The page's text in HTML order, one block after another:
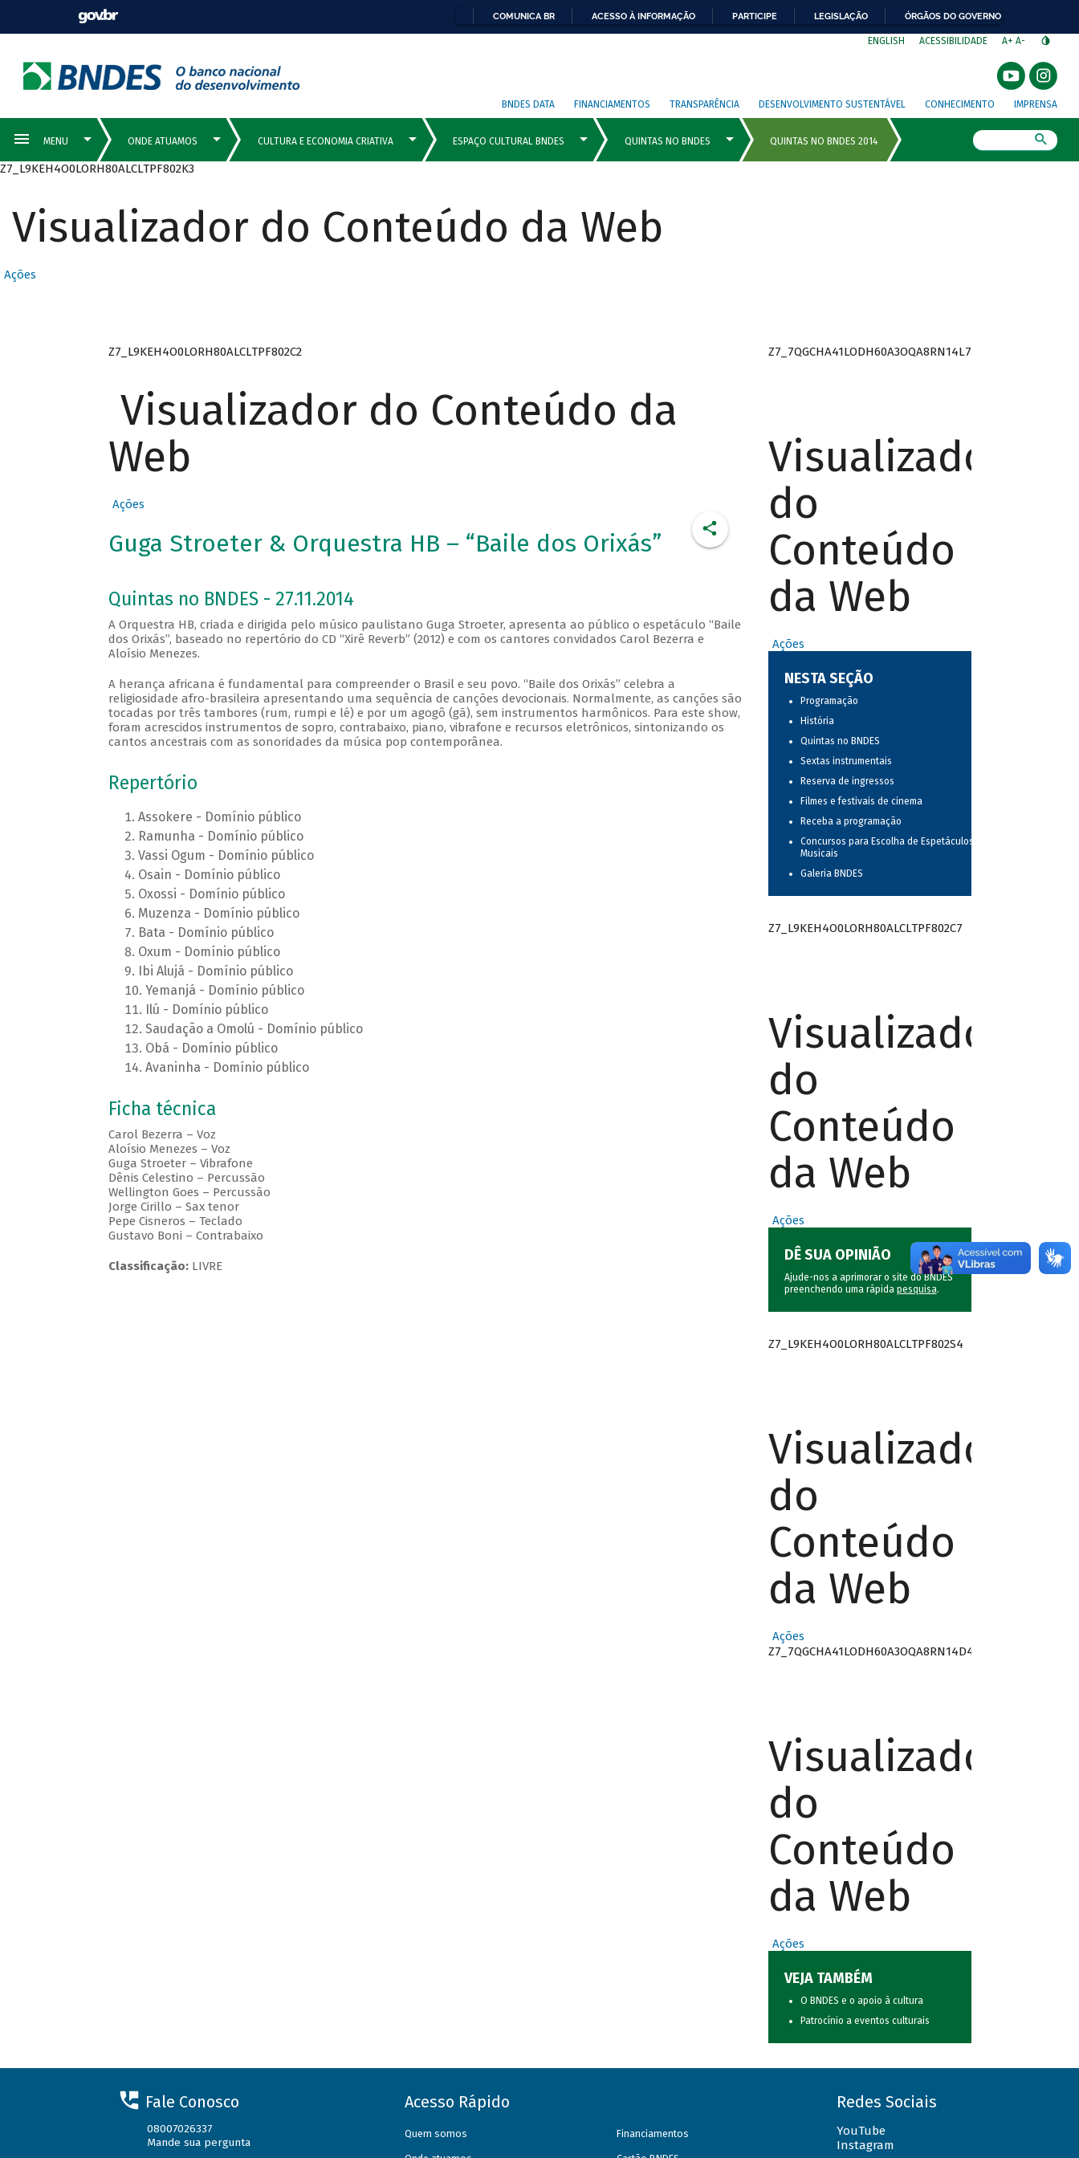
COMUNICA BR ACESSO À INFORMAÇÃO PARTICIPE LEGISLAÇÃO ÓRGÃOS DO GOVERNO
ENGLISH ACESSIBILIDADE A+ A-
BNDES DATA FINANCIAMENTOS TRANSPARÊNCIA DESENVOLVIMENTO SUSTENTÁVEL CONHECIMENTO IMPRENSA
Z7_L9KEH4O0LORH80ALCLTPF802K3
Visualizador do Conteúdo da Web
Ações
Z7_L9KEH4O0LORH80ALCLTPF802C2
Visualizador do Conteúdo da
Web
Ações
Guga Stroeter & Orquestra HB – “Baile dos Orixás”
Quintas no BNDES - 27.11.2014
A Orquestra HB, criada e dirigida pelo músico paulistano Guga Stroeter, apresenta ao público o espetáculo “Baile
dos Orixás”, baseado no repertório do CD “Xirê Reverb” (2012) e com os cantores convidados Carol Bezerra e
Aloísio Menezes.
A herança africana é fundamental para compreender o Brasil e seu povo. “Baile dos Orixás” celebra a
religiosidade afro-brasileira apresentando uma sequência de canções devocionais. Normalmente, as canções são
tocadas por três tambores (rum, rumpi e lé) e por um agogô (gã), sem instrumentos harmônicos. Para este show,
foram acrescidos instrumentos de sopro, contrabaixo, piano, vibrafone e recursos eletrônicos, sintonizando os
cantos ancestrais com as sonoridades da música pop contemporânea.
Repertório
Assokere - Domínio público
Ramunha - Domínio público
Vassi Ogum - Domínio público
Osain - Domínio público
Oxossi - Domínio público
Muzenza - Domínio público
Bata - Domínio público
Oxum - Domínio público
Ibi Alujá - Domínio público
Yemanjá - Domínio público
Ilú - Domínio público
Saudação a Omolú - Domínio público
Obá - Domínio público
Avaninha - Domínio público
Ficha técnica
Carol Bezerra – Voz
Aloísio Menezes – Voz
Guga Stroeter – Vibrafone
Dênis Celestino – Percussão
Wellington Goes – Percussão
Jorge Cirillo – Sax tenor
Pepe Cisneros – Teclado
Gustavo Boni – Contrabaixo
Classificação:LIVRE
Z7_7QGCHA41LODH60A3OQA8RN14L7
Visualizador
do
Conteúdo
da Web
Ações
NESTA SEÇÃO
Programação
História
Quintas no BNDES
Sextas instrumentais
Reserva de ingressos
Filmes e festivais de cinema
Receba a programação
Concursos para Escolha de Espetáculos
Musicais
Galeria BNDES
Z7_L9KEH4O0LORH80ALCLTPF802C7
Visualizador
do
Conteúdo
da Web
Ações
DÊ SUA OPINIÃO
Ajude-nos a aprimorar o site do BNDES
preenchendo uma rápida pesquisa.
Z7_L9KEH4O0LORH80ALCLTPF802S4
Visualizador
do
Conteúdo
da Web
Ações
Z7_7QGCHA41LODH60A3OQA8RN14D4
Visualizador
do
Conteúdo
da Web
Ações
VEJA TAMBÉM
O BNDES e o apoio à cultura
Patrocínio a eventos culturais
Fale Conosco
08007026337
Mande sua pergunta
Acesso Rápido
Quem somos Financiamentos
Redes Sociais
YouTube
Instagram